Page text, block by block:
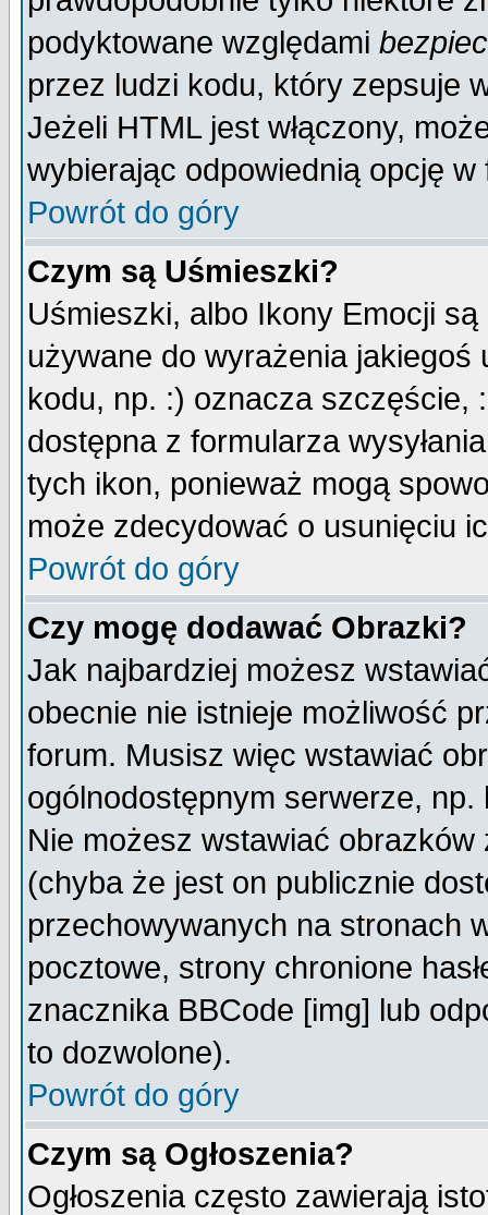
podyktowane względami
przez ludzi kodu, który zepsuje
Jeżeli HTML jest włączony,
wybierając odpowiednią opcję w
Powrót do góry
Czym są Uśmieszki?
Uśmieszki, albo Ikony Emocji
używane do wyrażenia
kodu, np. :) oznacza szczęście,
dostępna z formularza
tych ikon, ponieważ mogą
może zdecydować o usunięciu
Powrót do góry
Czy mogę dodawać Obrazki?
Jak najbardziej możesz
obecnie nie istnieje możliwość
forum. Musisz więc wstawiać
ogólnodostępnym serwerze,
Nie możesz wstawiać
(chyba że jest on publicznie
przechowywanych na stronach
pocztowe, strony chronione
znacznika BBCode [img] lub
to dozwolone).
Powrót do góry
Czym są Ogłoszenia?
Ogłoszenia często zawierają